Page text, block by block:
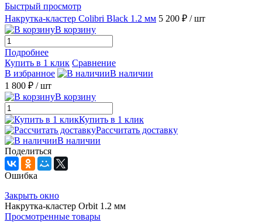
Быстрый просмотр
Накрутка-кластер Colibri Black 1.2 мм 5 200 ₽ / шт
В корзину
Подробнее
Купить в 1 клик Сравнение
В избранное
В наличии
1 800 ₽ / шт
В корзину
Купить в 1 клик
Рассчитать доставку
В наличии
Поделиться
Ошибка
Закрыть окно
Накрутка-кластер Orbit 1.2 мм
Просмотренные товары